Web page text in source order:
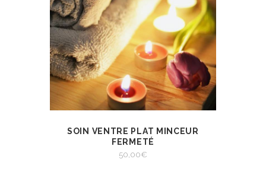
VIEW SELECT OPTIONS
SOIN VENTRE PLAT MINCEUR
FERMETÉ
50,00€